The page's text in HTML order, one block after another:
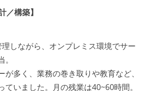
／構築】
しながら、オンプレミス環境でサー
が多く、業務の巻き取りや教育など、
ていました。月の残業は40~60時間。